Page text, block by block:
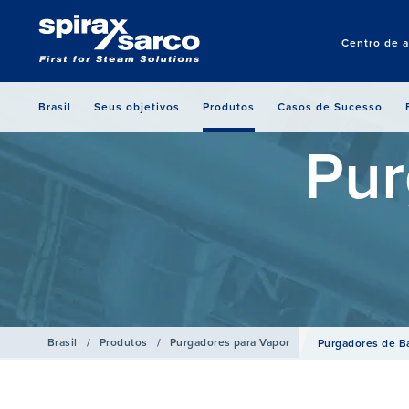
Centro de
Brasil Seus objetivos Produtos Casos de Sucesso
Brasil / Produtos / Purgadores para Vapor Purgadores de